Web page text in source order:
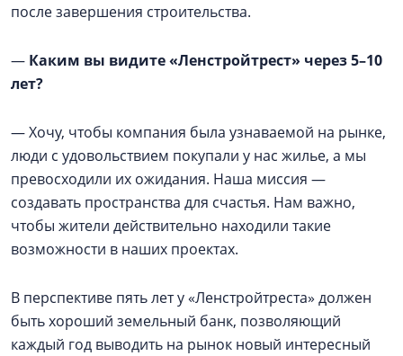
после завершения строительства.
— Каким вы видите «Ленстройтрест» через 5–10
лет?
— Хочу, чтобы компания была узнаваемой на рынке,
люди с удовольствием покупали у нас жилье, а мы
превосходили их ожидания. Наша миссия —
создавать пространства для счастья. Нам важно,
чтобы жители действительно находили такие
возможности в наших проектах.
В перспективе пять лет у «Ленстройтреста» должен
быть хороший земельный банк, позволяющий
каждый год выводить на рынок новый интересный